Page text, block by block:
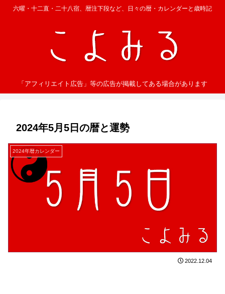
六曜・十二直・二十八宿、暦注下段など、日々の暦・カレンダーと歳時記
「アフィリエイト広告」等の広告が掲載してある場合があります
2024年5月5日の暦と運勢
2024年暦カレンダー
2022.12.04